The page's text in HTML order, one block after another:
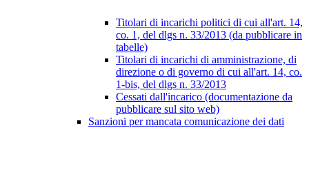
Titolari di incarichi politici di cui all'art. 14,
co. 1, del dlgs n. 33/2013 (da pubblicare in
tabelle)
Titolari di incarichi di amministrazione, di
direzione o di governo di cui all'art. 14, co.
1-bis, del dlgs n. 33/2013
Cessati dall'incarico (documentazione da
pubblicare sul sito web)
Sanzioni per mancata comunicazione dei dati